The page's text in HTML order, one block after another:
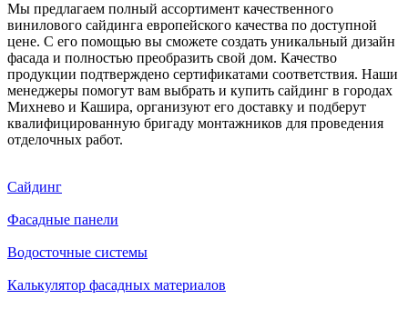
Мы предлагаем полный ассортимент качественного
винилового сайдинга европейского качества по доступной
цене. С его помощью вы сможете создать уникальный дизайн
фасада и полностью преобразить свой дом. Качество
продукции подтверждено сертификатами соответствия. Наши
менеджеры помогут вам выбрать и купить сайдинг в городах
Михнево и Кашира, организуют его доставку и подберут
квалифицированную бригаду монтажников для проведения
отделочных работ.
Сайдинг
Фасадные панели
Водосточные системы
Калькулятор фасадных материалов